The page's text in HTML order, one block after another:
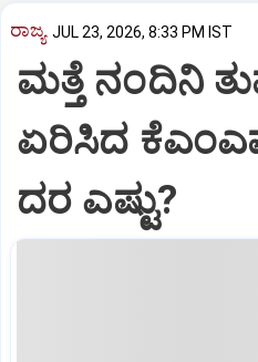
ರಾಜ್ಯ JUL 23, 2026, 8:33 PM IST
ಮತ್ತೆ ನಂದಿನಿ
ಏರಿಸಿದ
ದರ ಎಷ್ಟು?